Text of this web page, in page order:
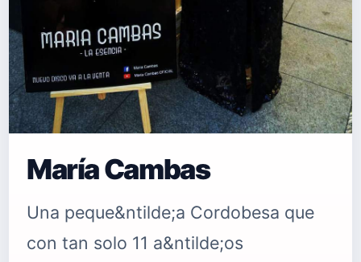
María Cambas
Una peque&ntilde;a Cordobesa que
con tan solo 11 a&ntilde;os